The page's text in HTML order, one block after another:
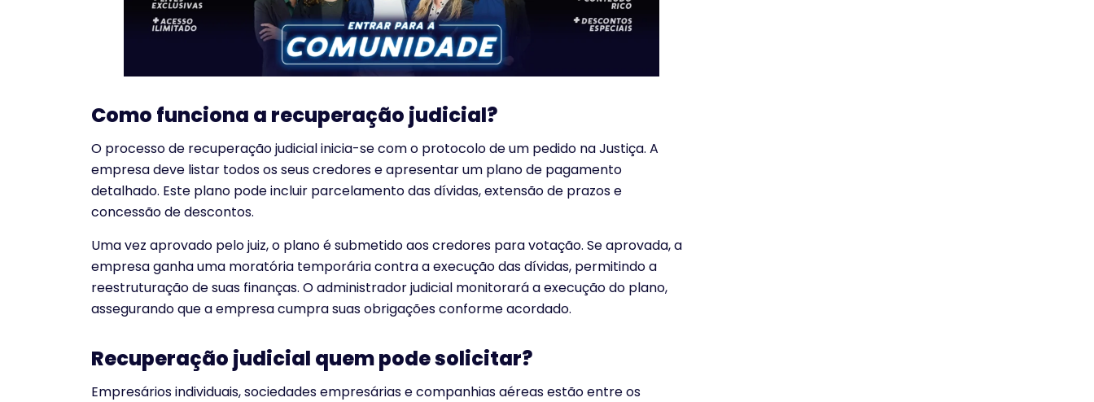
Como funciona a recuperação judicial?
O processo de recuperação judicial inicia-se com o protocolo de um pedido na Justiça. A
empresa deve listar todos os seus credores e apresentar um plano de pagamento
detalhado. Este plano pode incluir parcelamento das dívidas, extensão de prazos e
concessão de descontos.
Uma vez aprovado pelo juiz, o plano é submetido aos credores para votação. Se aprovada, a
empresa ganha uma moratória temporária contra a execução das dívidas, permitindo a
reestruturação de suas finanças. O administrador judicial monitorará a execução do plano,
assegurando que a empresa cumpra suas obrigações conforme acordado.
Recuperação judicial quem pode solicitar?
Empresários individuais, sociedades empresárias e companhias aéreas estão entre os